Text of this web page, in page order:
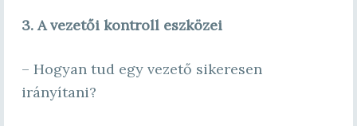
3. A vezetői kontroll eszközei
– Hogyan tud egy vezető sikeresen
irányítani?